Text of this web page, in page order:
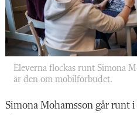
Eleverna flockas runt Simona
är den om mobilförbudet.
Simona Mohamsson går runt